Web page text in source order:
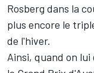
Rosberg dans la
plus encore le
de l'hiver.
Ainsi, quand on